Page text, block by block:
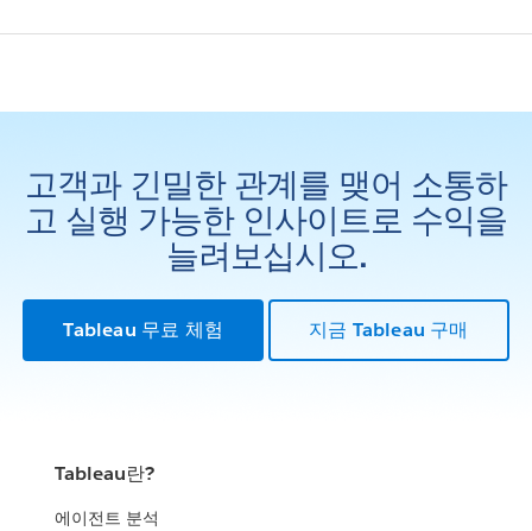
고객과 긴밀한 관계를 맺어 소통하
고 실행 가능한 인사이트로 수익을
늘려보십시오.
Tableau 무료 체험 지금 Tableau 구매
Tableau란?
에이전트 분석